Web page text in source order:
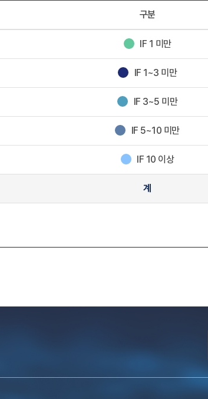
구분
IF 1 미만
IF 1~3 미만
IF 3~5 미만
IF 5~10 미만
IF 10 이상
계